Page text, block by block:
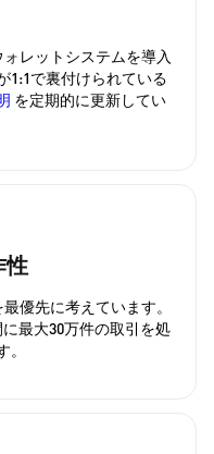
レットシステムを導入
1:1で裏付けられている
を定期的に更新してい
性
優先に考えています。
最大30万件の取引を処